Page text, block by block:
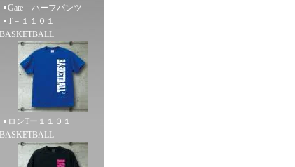
Gate ハーフパンツ
T－１１０１
BASKETBALL
ロンTー１１０１
BASKETBALL